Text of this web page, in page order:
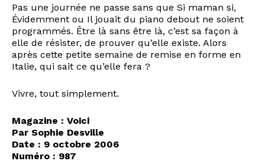
Pas une journée ne passe sans que Si maman si,
Évidemment ou Il jouait du piano debout ne soient
programmés. Être là sans être là, c’est sa façon à
elle de résister, de prouver qu’elle existe. Alors
après cette petite semaine de remise en forme en
Italie, qui sait ce qu’elle fera ?
Vivre, tout simplement.
Magazine : Voici
Par Sophie Desville
Date : 9 octobre 2006
Numéro : 987